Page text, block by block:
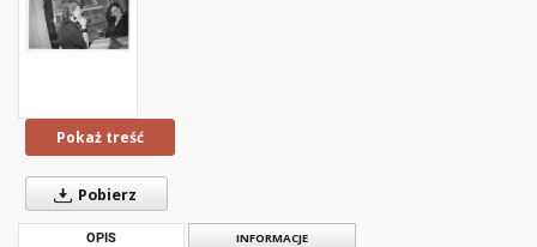
Pokaż treść
Pobierz
OPIS INFORMACJE